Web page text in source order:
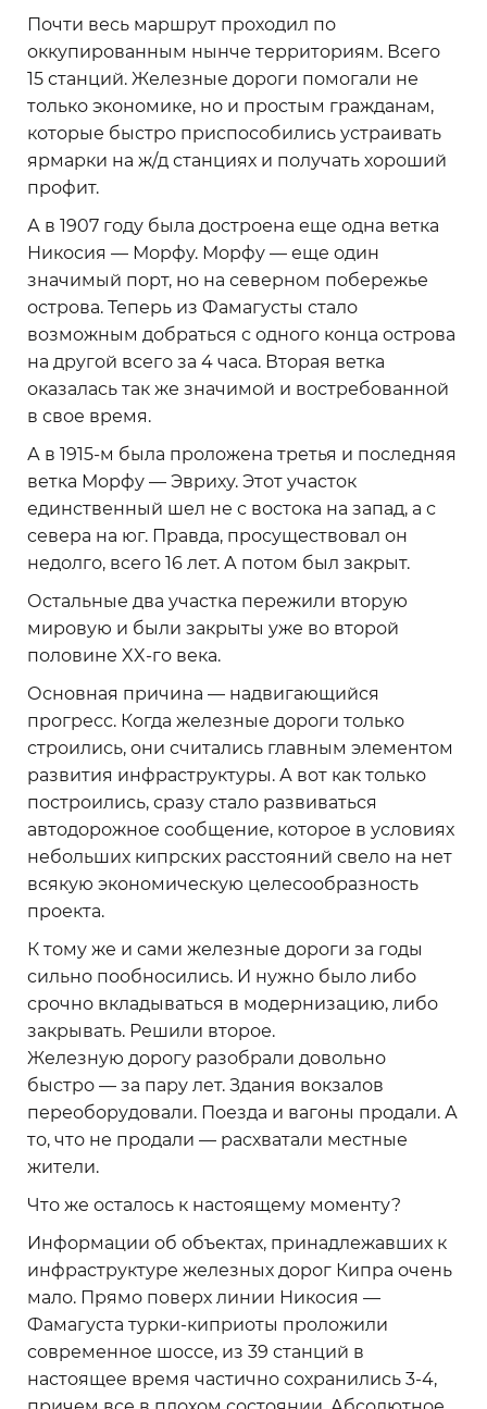
Почти весь маршрут проходил по
оккупированным нынче территориям. Всего
15 станций. Железные дороги помогали не
только экономике, но и простым гражданам,
которые быстро приспособились устраивать
ярмарки на ж/д станциях и получать хороший
профит.
А в 1907 году была достроена еще одна ветка
Никосия — Морфу. Морфу — еще один
значимый порт, но на северном побережье
острова. Теперь из Фамагусты стало
возможным добраться с одного конца острова
на другой всего за 4 часа. Вторая ветка
оказалась так же значимой и востребованной
в свое время.
А в 1915-м была проложена третья и последняя
ветка Морфу — Эвриху. Этот участок
единственный шел не с востока на запад, а с
севера на юг. Правда, просуществовал он
недолго, всего 16 лет. А потом был закрыт.
Остальные два участка пережили вторую
мировую и были закрыты уже во второй
половине XX-го века.
Основная причина — надвигающийся
прогресс. Когда железные дороги только
строились, они считались главным элементом
развития инфраструктуры. А вот как только
построились, сразу стало развиваться
автодорожное сообщение, которое в условиях
небольших кипрских расстояний свело на нет
всякую экономическую целесообразность
проекта.
К тому же и сами железные дороги за годы
сильно пообносились. И нужно было либо
срочно вкладываться в модернизацию, либо
закрывать. Решили второе.
Железную дорогу разобрали довольно
быстро — за пару лет. Здания вокзалов
переоборудовали. Поезда и вагоны продали. А
то, что не продали — расхватали местные
жители.
Что же осталось к настоящему моменту?
Информации об объектах, принадлежавших к
инфраструктуре железных дорог Кипра очень
мало. Прямо поверх линии Никосия —
Фамагуста турки-киприоты проложили
современное шоссе, из 39 станций в
настоящее время частично сохранились 3-4,